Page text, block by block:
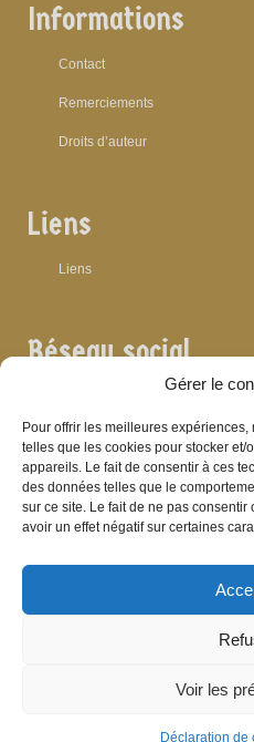
Gérer le
Pour offrir les meilleures
telles que les cookies pour stocker et/
appareils. Le fait de consentir à ces
des données telles que le
sur ce site. Le fait de ne pas
avoir un effet négatif sur certaines
Voir les
Déclaration de
Informations
Contact
Remerciements
Droits d’auteur
Liens
Liens
Réseau social
Archives
Archives
Bibliographie
© Brasserie de Dinant (anciens